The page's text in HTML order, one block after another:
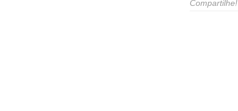
Compartilhe!